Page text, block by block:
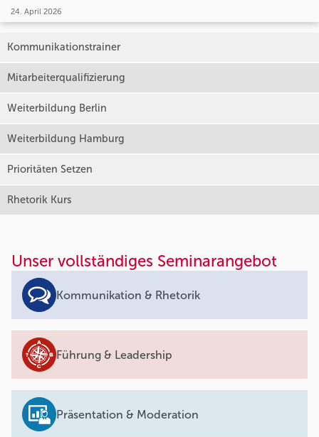
24. April 2026
Kommunikationstrainer
Mitarbeiterqualifizierung
Weiterbildung Berlin
Weiterbildung Hamburg
Prioritäten Setzen
Rhetorik Kurs
Unser vollständiges Seminarangebot
Kommunikation & Rhetorik
Führung & Leadership
Präsentation & Moderation